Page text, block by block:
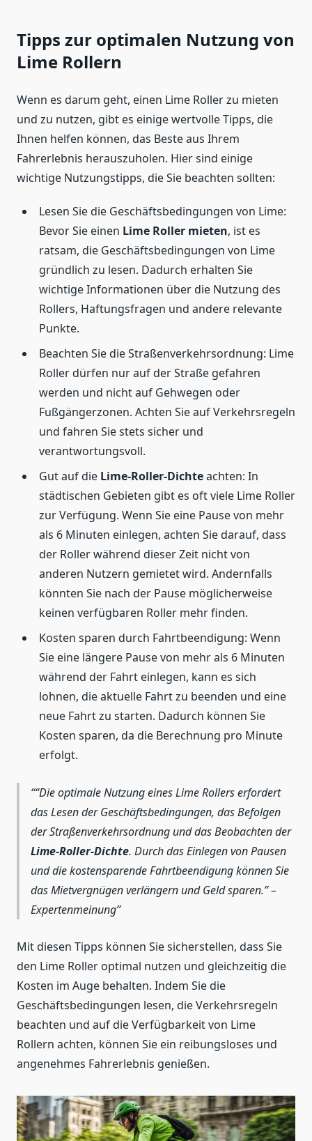
Tipps zur optimalen Nutzung von
Lime Rollern
Wenn es darum geht, einen Lime Roller zu mieten
und zu nutzen, gibt es einige wertvolle Tipps, die
Ihnen helfen können, das Beste aus Ihrem
Fahrerlebnis herauszuholen. Hier sind einige
wichtige Nutzungstipps, die Sie beachten sollten:
Lesen Sie die Geschäftsbedingungen von Lime:
Bevor Sie einen Lime Roller mieten, ist es
ratsam, die Geschäftsbedingungen von Lime
gründlich zu lesen. Dadurch erhalten Sie
wichtige Informationen über die Nutzung des
Rollers, Haftungsfragen und andere relevante
Punkte.
Beachten Sie die Straßenverkehrsordnung: Lime
Roller dürfen nur auf der Straße gefahren
werden und nicht auf Gehwegen oder
Fußgängerzonen. Achten Sie auf Verkehrsregeln
und fahren Sie stets sicher und
verantwortungsvoll.
Gut auf die Lime-Roller-Dichteachten: In
städtischen Gebieten gibt es oft viele Lime Roller
zur Verfügung. Wenn Sie eine Pause von mehr
als 6 Minuten einlegen, achten Sie darauf, dass
der Roller während dieser Zeit nicht von
anderen Nutzern gemietet wird. Andernfalls
könnten Sie nach der Pause möglicherweise
keinen verfügbaren Roller mehr finden.
Kosten sparen durch Fahrtbeendigung: Wenn
Sie eine längere Pause von mehr als 6 Minuten
während der Fahrt einlegen, kann es sich
lohnen, die aktuelle Fahrt zu beenden und eine
neue Fahrt zu starten. Dadurch können Sie
Kosten sparen, da die Berechnung pro Minute
erfolgt.
“Die optimale Nutzung eines Lime Rollers erfordert
das Lesen der Geschäftsbedingungen, das Befolgen
der Straßenverkehrsordnung und das Beobachten der
Lime-Roller-Dichte. Durch das Einlegen von Pausen
und die kostensparende Fahrtbeendigung können Sie
das Mietvergnügen verlängern und Geld sparen.” –
Expertenmeinung
Mit diesen Tipps können Sie sicherstellen, dass Sie
den Lime Roller optimal nutzen und gleichzeitig die
Kosten im Auge behalten. Indem Sie die
Geschäftsbedingungen lesen, die Verkehrsregeln
beachten und auf die Verfügbarkeit von Lime
Rollern achten, können Sie ein reibungsloses und
angenehmes Fahrerlebnis genießen.